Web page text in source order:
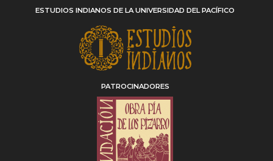
ESTUDIOS INDIANOS DE LA UNIVERSIDAD DEL PACÍFICO
PATROCINADORES